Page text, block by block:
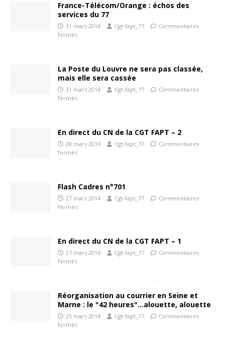
France-Télécom/Orange : échos des
services du 77
31 mars 2014 Cgt-fapt_77
Commentaires
fermés
La Poste du Louvre ne sera pas classée,
mais elle sera cassée
31 mars 2014 Cgt-fapt_77
Commentaires
fermés
En direct du CN de la CGT FAPT – 2
28 mars 2014 Cgt-fapt_77
Commentaires
fermés
Flash Cadres n°701
27 mars 2014 Cgt-fapt_77
Commentaires
fermés
En direct du CN de la CGT FAPT – 1
27 mars 2014 Cgt-fapt_77
Commentaires
fermés
Réorganisation au courrier en Seine et
Marne : le "42 heures"…alouette, alouette
25 mars 2014 Cgt-fapt_77
Commentaires
fermés